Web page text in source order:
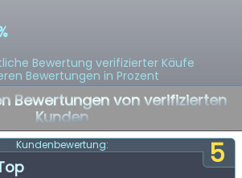
Bewertung verifizierter Käufe
Bewertungen in Prozent
Bewertungen von verifizierten
Kunden
5
Kundenbewertung: